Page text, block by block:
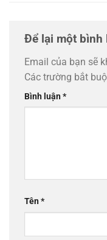
Để lại một bình
Email của bạn sẽ
Các trường bắt
Bình luận*
Tên*